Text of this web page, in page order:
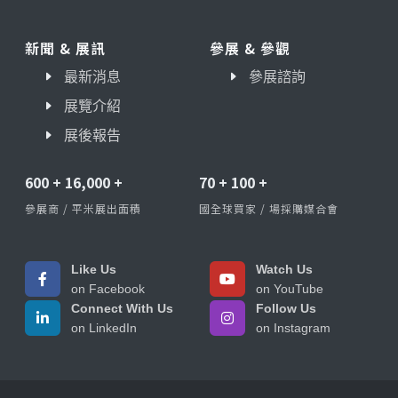
新聞 & 展訊
最新消息
展覽介紹
展後報告
參展 & 參觀
參展諮詢
600 + 16,000 +
參展商 / 平米展出面積
70 + 100 +
國全球買家 / 場採購媒合會
Like Us
on Facebook
Watch Us
on YouTube
Connect With Us
on LinkedIn
Follow Us
on Instagram